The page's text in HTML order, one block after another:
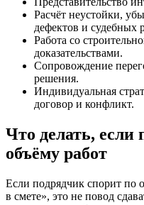
Расчёт неустойки,
дефектов и судебных
Работа со
доказательствами.
Сопровождение
решения.
Индивидуальная
договор и конфликт.
Что делать, если
объёму работ
Если подрядчик спорит по
в смете», это не повод